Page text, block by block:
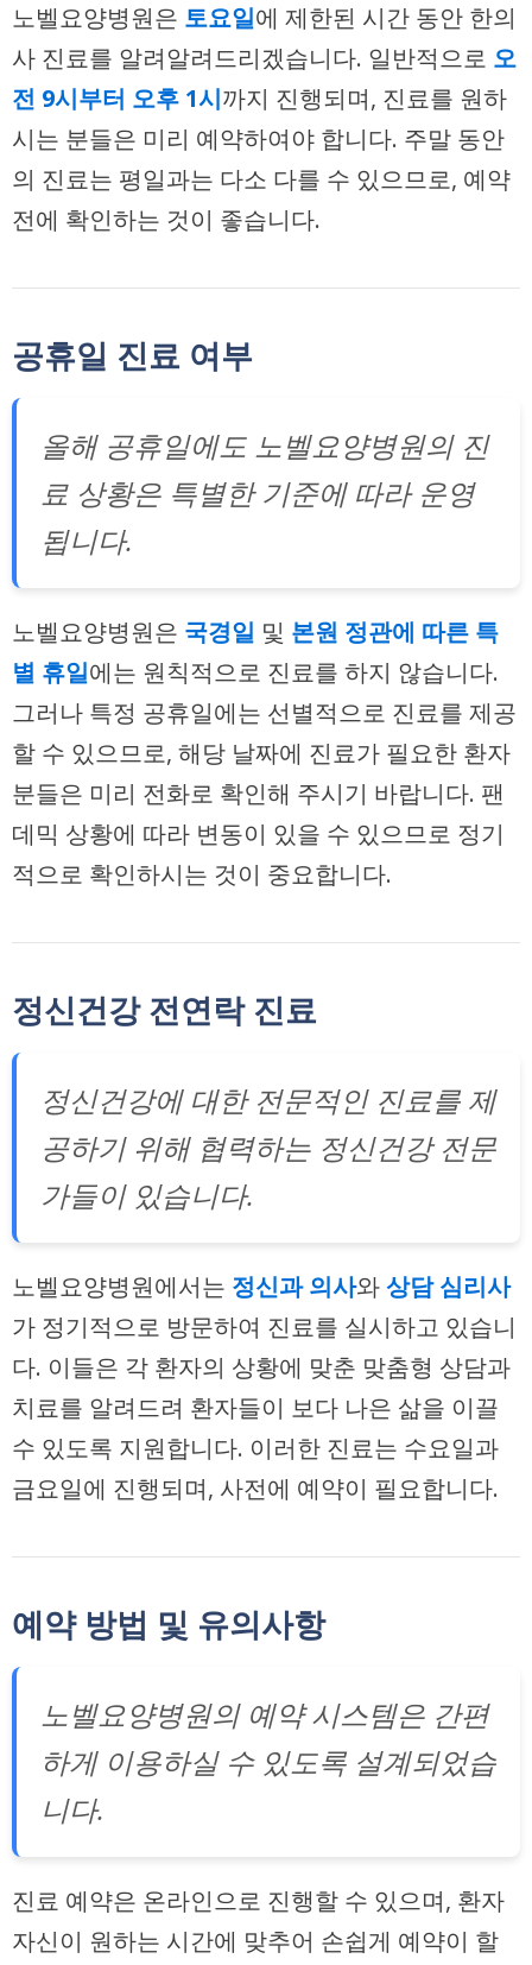
노벨요양병원은 토요일에 제한된 시간 동안 한의
사 진료를 알려알려드리겠습니다. 일반적으로 오
전 9시부터 오후 1시까지 진행되며, 진료를 원하
시는 분들은 미리 예약하여야 합니다. 주말 동안
의 진료는 평일과는 다소 다를 수 있으므로, 예약
전에 확인하는 것이 좋습니다.
공휴일 진료 여부
올해 공휴일에도 노벨요양병원의 진
료 상황은 특별한 기준에 따라 운영
됩니다.
노벨요양병원은 국경일 및 본원 정관에 따른 특
별 휴일에는 원칙적으로 진료를 하지 않습니다.
그러나 특정 공휴일에는 선별적으로 진료를 제공
할 수 있으므로, 해당 날짜에 진료가 필요한 환자
분들은 미리 전화로 확인해 주시기 바랍니다. 팬
데믹 상황에 따라 변동이 있을 수 있으므로 정기
적으로 확인하시는 것이 중요합니다.
정신건강 전연락 진료
정신건강에 대한 전문적인 진료를 제
공하기 위해 협력하는 정신건강 전문
가들이 있습니다.
노벨요양병원에서는 정신과 의사와상담 심리사
가 정기적으로 방문하여 진료를 실시하고 있습니
다. 이들은 각 환자의 상황에 맞춘 맞춤형 상담과
치료를 알려드려 환자들이 보다 나은 삶을 이끌
수 있도록 지원합니다. 이러한 진료는 수요일과
금요일에 진행되며, 사전에 예약이 필요합니다.
예약 방법 및 유의사항
노벨요양병원의 예약 시스템은 간편
하게 이용하실 수 있도록 설계되었습
니다.
진료 예약은 온라인으로 진행할 수 있으며, 환자
자신이 원하는 시간에 맞추어 손쉽게 예약이 할